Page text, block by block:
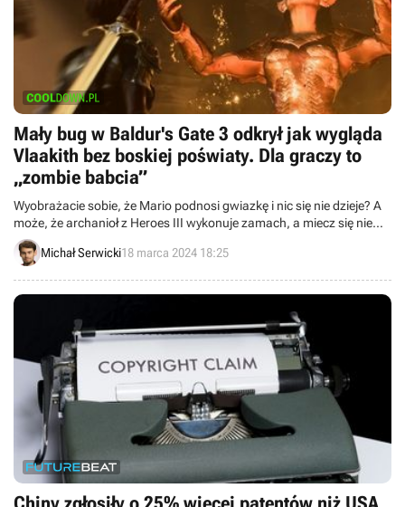
Mały bug w Baldur's Gate 3 odkrył jak wygląda
Vlaakith bez boskiej poświaty. Dla graczy to
„zombie babcia”
Wyobrażacie sobie, że Mario podnosi gwiazkę i nic się nie dzieje? A
może, że archanioł z Heroes III wykonuje zamach, a miecz się nie
podpala? Taki pozbawiony uroku los spotkał właśnie królową
githyanki. Jak wygląda Vlaakith bez mocy?
Michał Serwicki18 marca 2024 18:25